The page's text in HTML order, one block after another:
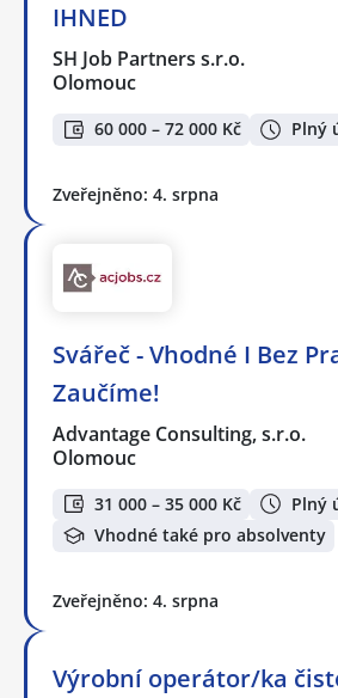
IHNED
SH Job Partners s.r.o.
Olomouc
60 000 – 72 000 Kč Plný
Zveřejněno: 4. srpna
Svářeč - Vhodné I Bez
Zaučíme!
Advantage Consulting, s.r.o.
Olomouc
31 000 – 35 000 Kč
Plný
Vhodné také pro absolventy
Zveřejněno: 4. srpna
Výrobní operátor/ka